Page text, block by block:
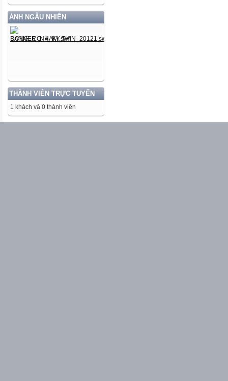
ẢNH NGẪU NHIÊN
THÀNH VIÊN TRỰC TUYẾN
1 khách và 0 thành viên